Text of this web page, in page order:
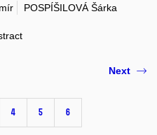
POSPÍŠILOVÁ Šárka
4 5 6
Next